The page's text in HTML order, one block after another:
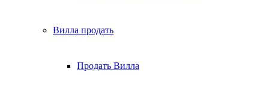
Вилла продать
Продать Вилла